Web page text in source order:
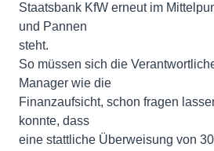
Staatsbank KfW erneut im
und Pannen
steht.
So müssen sich die
Manager wie die
Finanzaufsicht, schon fragen
konnte, dass
eine stattliche Überweisung von